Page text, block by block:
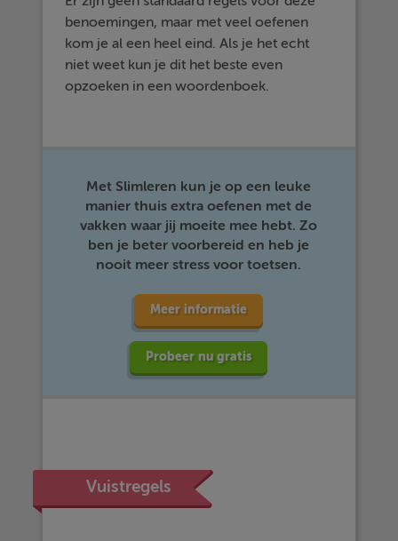
benoemingen, maar met veel oefenen
kom je al een heel eind. Als je het echt
niet weet kun je dit het beste even
opzoeken in een woordenboek.
Met Slimleren kun je op een leuke
manier thuis extra oefenen met de
vakken waar jij moeite mee hebt. Zo
ben je beter voorbereid en heb je
nooit meer stress voor toetsen.
Meer informatie
Probeer nu gratis
Vuistregels